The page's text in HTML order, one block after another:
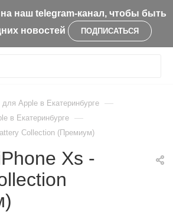
наш telegram-канал, чтобы быть
новостей
ПОДПИСАТЬСЯ
для Apple в Екатеринбурге —
в Екатеринбурге —
Collection (Премиум)
Xs -